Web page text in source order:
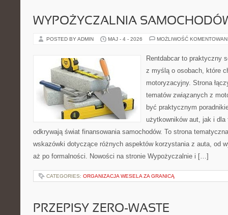
WYPOŻYCZALNIA
POSTED BY ADMIN MAJ - 4 - 2026 MOŻLIWOŚĆ
Rentdabcar to praktyczny
z myślą o osobach, które
motoryzacyjny. Strona
tematów związanych z
być praktycznym
użytkowników aut, jak i
odkrywają świat finansowania samochodów. To strona
wskazówki dotyczące różnych aspektów korzystania z auta, od
aż po formalności. Nowości na stronie Wypożyczalnie i […]
CATEGORIES: ORGANIZACJA WESELA ZA GRANICĄ
PRZEPISY ZERO-WASTE